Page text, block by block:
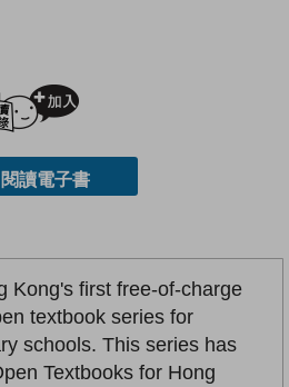
讀電子書
Kong's first free-of-charge
textbook series for
schools. This series has
Textbooks for Hong